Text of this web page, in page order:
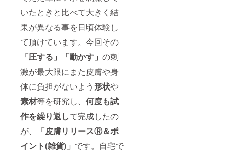
いたときと比べて大きく結
果が異なる事を日頃体験し
て頂けています。今回その
「圧する」「動かす」 の刺
激が最大限にまた皮膚や身
体に負担がないよう形状や
素材等を研究し、 何度も試
作を繰り返して完成したの
が、
「皮膚リリースⓇ＆ポ
イント(雑貨)」 です。自宅で